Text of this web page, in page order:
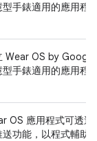
型手錶適用的應用程
Wear OS by Google
型手錶適用的應用程
OS 應用程式可透過
送功能，以程式輔助